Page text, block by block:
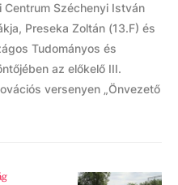
Széchenyi István
Preseka Zoltán (13.F) és
Tudományos és
az előkelő III.
versenyen „Önvezető